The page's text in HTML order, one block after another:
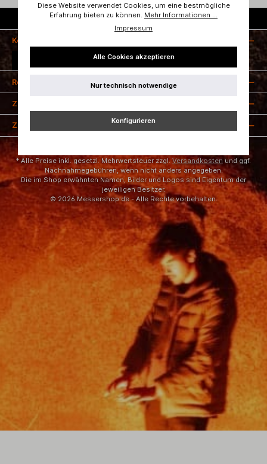
Kostenloser Versand ab 50 Euro
Kontakt
Rechtliches
Zahlungsarten
Zertifizierung
* Alle Preise inkl. gesetzl. Mehrwertsteuer zzgl. Versandkosten und ggf.
Nachnahmegebühren, wenn nicht anders angegeben.
Die im Shop erwähnten Namen, Bilder und Logos sind Eigentum der
jeweiligen Besitzer.
© 2026 Messershop.de - Alle Rechte vorbehalten.
Diese Website verwendet Cookies, um eine bestmögliche
Erfahrung bieten zu können. Mehr Informationen ...
Impressum
Alle Cookies akzeptieren
Nur technisch notwendige
Konfigurieren